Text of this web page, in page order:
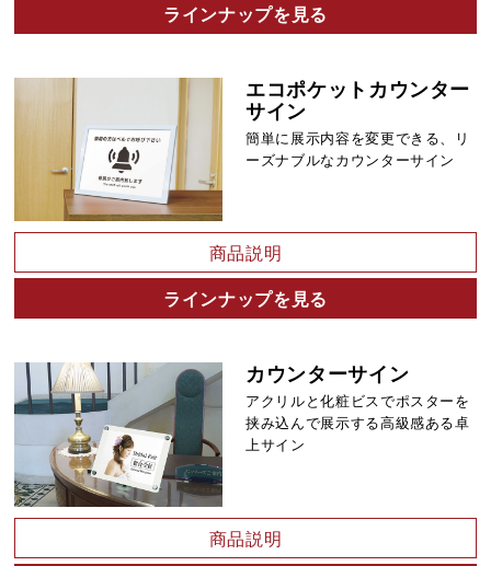
ラインナップを見る
エコポケットカウンター
サイン
簡単に展示内容を変更できる、リ
ーズナブルなカウンターサイン
商品説明
ラインナップを見る
カウンターサイン
アクリルと化粧ビスでポスターを
挟み込んで展示する高級感ある卓
上サイン
商品説明